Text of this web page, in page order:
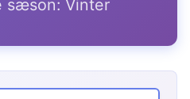
sæson: Vinter